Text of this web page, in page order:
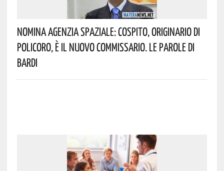
Nomina Agenzia Spaziale: Cospito, Originario Di
Policoro, È Il Nuovo Commissario. Le Parole Di
Bardi